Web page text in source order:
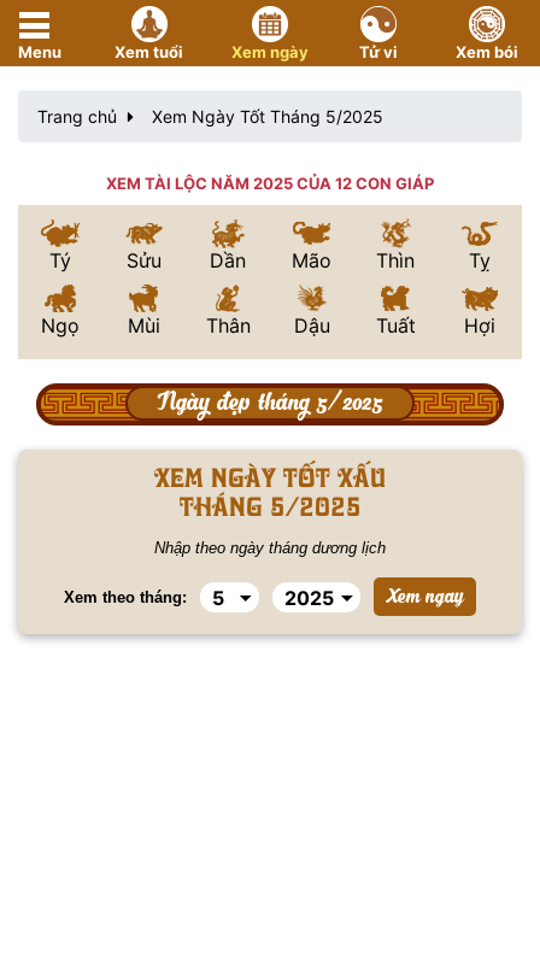
Menu Xem tuổi Xem ngày Tử vi Xem bói
Trang chủ Xem Ngày Tốt Tháng 5/2025
XEM TÀI LỘC NĂM 2025 CỦA 12 CON GIÁP
Tý Sửu Dần Mão Thìn Tỵ
Ngọ Mùi Thân Dậu Tuất Hợi
Ngày đẹp tháng 5/2025
Xem ngày tốt xấu
tháng 5/2025
Nhập theo ngày tháng dương lịch
Xem theo tháng: